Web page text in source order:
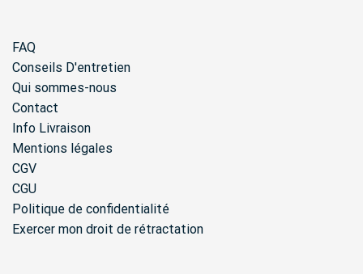
FAQ
Conseils D'entretien
Qui sommes-nous
Contact
Info Livraison
Mentions légales
CGV
CGU
Politique de confidentialité
Exercer mon droit de rétractation